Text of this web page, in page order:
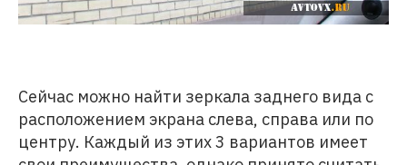
Сейчас можно найти зеркала заднего вида с
расположением экрана слева, справа или по
центру. Каждый из этих 3 вариантов имеет